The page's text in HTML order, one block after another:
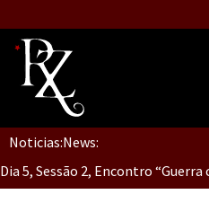
Inicio
Quiénes Somos
Noticias:News:
Dia 5, Sessão 2, Encontro
Dia 5, sessão 1, do Encontro